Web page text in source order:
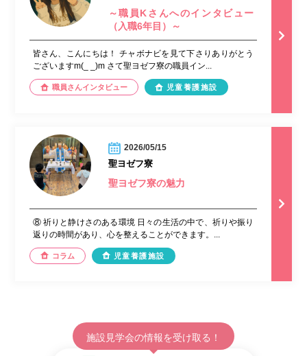
～職員Kさんへのインタビュー
（入職6年目）～
皆さん、こんにちは！ チャボナビを見て下さりありがとう
ございますm(_ _)m さて聖ヨゼフ寮の職員イン...
職員さんインタビュー 児童養護施設
2026/05/15
聖ヨゼフ寮
聖ヨゼフ寮の魅力
⑧ 祈りと静けさのある環境 日々の生活の中で、祈りや振り
返りの時間があり、心を整えることができます。...
コラム 児童養護施設
施設見学会の情報を受け取る！